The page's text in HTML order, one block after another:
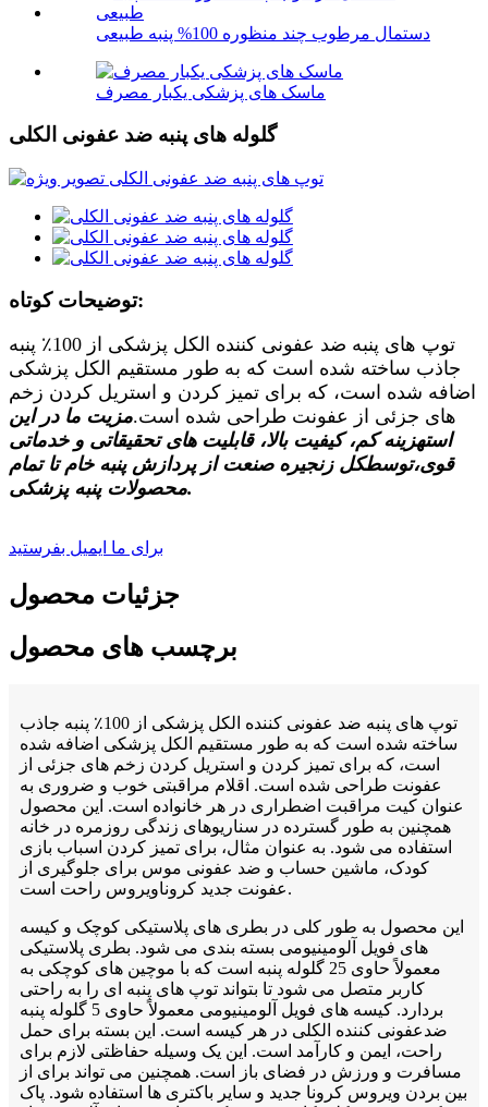
دستمال مرطوب چند منظوره 100% پنبه طبیعی
ماسک های پزشکی یکبار مصرف
گلوله های پنبه ضد عفونی الکلی
توضیحات کوتاه:
توپ های پنبه ضد عفونی کننده الکل پزشکی از 100٪ پنبه
جاذب ساخته شده است که به طور مستقیم الکل پزشکی
اضافه شده است، که برای تمیز کردن و استریل کردن زخم
های جزئی از عفونت طراحی شده است.مزیت ما در این
استهزینه کم، کیفیت بالا، قابلیت های تحقیقاتی و خدماتی
قوی،توسطکل زنجیره صنعت از پردازش پنبه خام تا تمام
محصولات پنبه پزشکی.
برای ما ایمیل بفرستید
جزئیات محصول
برچسب های محصول
توپ های پنبه ضد عفونی کننده الکل پزشکی از 100٪ پنبه جاذب
ساخته شده است که به طور مستقیم الکل پزشکی اضافه شده
است، که برای تمیز کردن و استریل کردن زخم های جزئی از
عفونت طراحی شده است. اقلام مراقبتی خوب و ضروری به
عنوان کیت مراقبت اضطراری در هر خانواده است. این محصول
همچنین به طور گسترده در سناریوهای زندگی روزمره در خانه
استفاده می شود. به عنوان مثال، برای تمیز کردن اسباب بازی
کودک، ماشین حساب و ضد عفونی موس برای جلوگیری از
عفونت جدید کروناویروس راحت است.
این محصول به طور کلی در بطری های پلاستیکی کوچک و کیسه
های فویل آلومینیومی بسته بندی می شود. بطری پلاستیکی
معمولاً حاوی 25 گلوله پنبه است که با موچین های کوچکی به
کاربر متصل می شود تا بتواند توپ های پنبه ای را به راحتی
بردارد. کیسه های فویل آلومینیومی معمولاً حاوی 5 گلوله پنبه
ضدعفونی کننده الکلی در هر کیسه است. این بسته برای حمل
راحت، ایمن و کارآمد است. این یک وسیله حفاظتی لازم برای
مسافرت و ورزش در فضای باز است. همچنین می تواند برای از
بین بردن ویروس کرونا جدید و سایر باکتری ها استفاده شود. پاک